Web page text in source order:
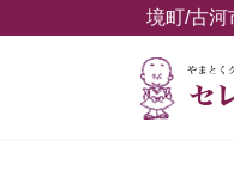
ン
ビ
境町/古河